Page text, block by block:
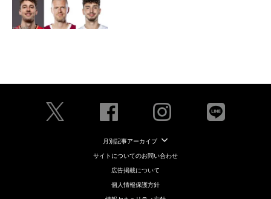
月別記事アーカイブ
サイトについてのお問い合わせ
広告掲載について
個人情報保護方針